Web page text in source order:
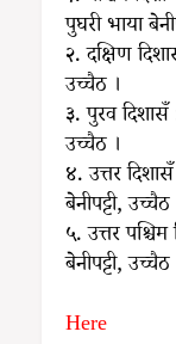
पुघरी भाया
२. दक्षिण
उच्चैठ ।
३. पुरव दिशासँ
उच्चैठ ।
४. उत्तर
बेनीपट्टी, उच्चैठ
५. उत्तर
बेनीपट्टी, उच्चैठ
Here